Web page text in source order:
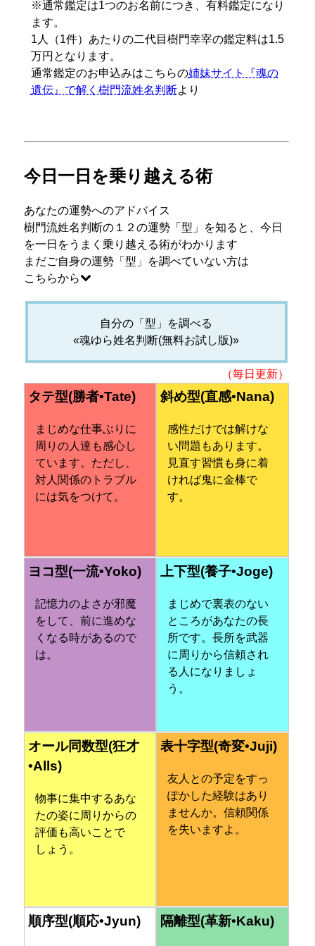
※通常鑑定は1つのお名前につき、有料鑑定になり
ます。
1人（1件）あたりの二代目樹門幸宰の鑑定料は1.5
万円となります。
通常鑑定のお申込みはこちらの姉妹サイト『魂の
遺伝』で解く樹門流姓名判断より
今日一日を乗り越える術
あなたの運勢へのアドバイス
樹門流姓名判断の１２の運勢「型」を知ると、今日
を一日をうまく乗り越える術がわかります
まだご自身の運勢「型」を調べていない方は
こちらから
自分の「型」を調べる
«魂ゆら姓名判断(無料お試し版)»
（毎日更新）
タテ型(勝者•Tate)
まじめな仕事ぶりに
周りの人達も感心し
ています。ただし、
対人関係のトラブル
には気をつけて。
ヨコ型(一流•Yoko)
記憶力のよさが邪魔
をして、前に進めな
くなる時があるので
は。
オール同数型(狂才
•Alls)
物事に集中するあな
たの姿に周りからの
評価も高いことで
しょう。
順序型(順応•Jyun)
斜め型(直感•Nana)
感性だけでは解けな
い問題もあります。
見直す習慣も身に着
ければ鬼に金棒で
す。
上下型(養子•Joge)
まじめで裏表のない
ところがあなたの長
所です。長所を武器
に周りから信頼され
る人になりましょ
う。
表十字型(奇変•Juji)
友人との予定をすっ
ぽかした経験はあり
ませんか。信頼関係
を失いますよ。
隔離型(革新•Kaku)